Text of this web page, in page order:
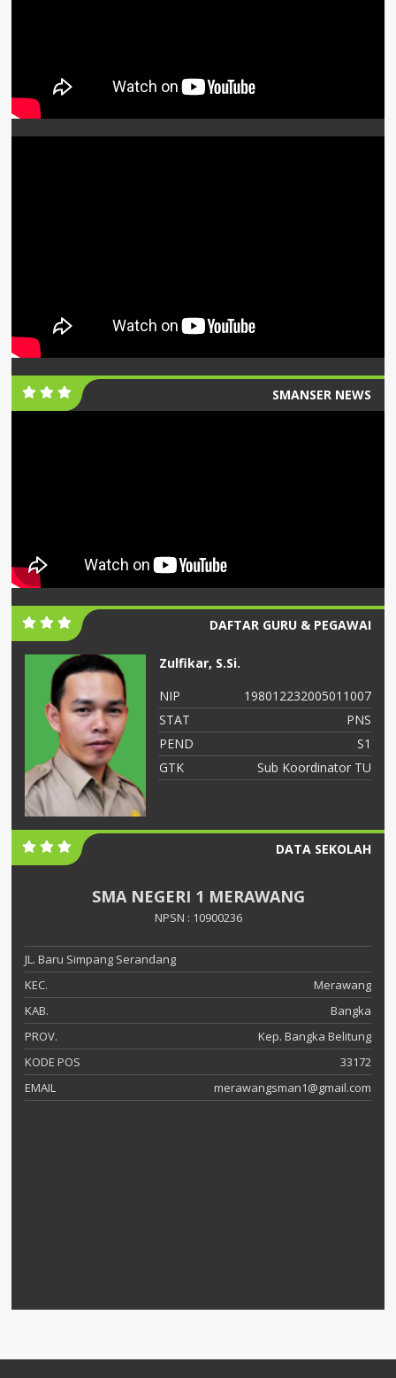
SMANSER NEWS
DAFTAR GURU & PEGAWAI
Zulfikar, S.Si.
NIP
198012232005011007
STAT
PNS
PEND
S1
GTK
Sub Koordinator TU
DATA SEKOLAH
SMA NEGERI 1 MERAWANG
NPSN : 10900236
JL. Baru Simpang Serandang
KEC.
Merawang
KAB.
Bangka
PROV.
Kep. Bangka Belitung
KODE POS
33172
EMAIL
merawangsman1@gmail.com